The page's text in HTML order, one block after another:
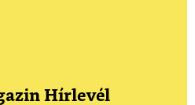
Hírlevél